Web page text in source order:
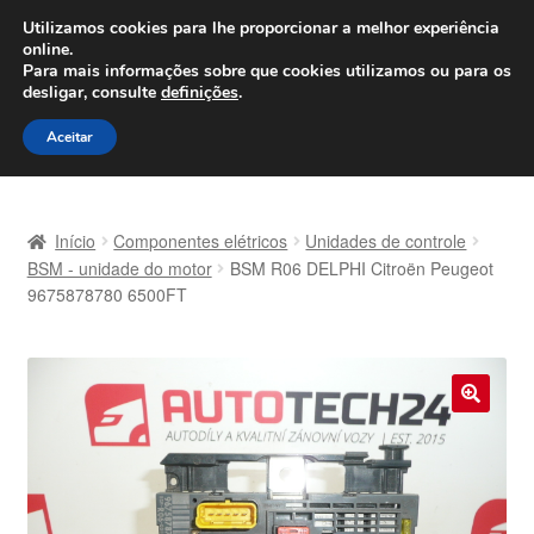
ENVIO a partir de 7 EUR
Seg-Sex, das 9h às 16h800 500 967
Ir
para
a
Saltar
para
o
Carrinho
Contato
Envio para todo o planeta
Minha conta
Início Componentes elétricos
Unidades de controle
BSM - unidade do motor
BSM R06 DELPHI Citroën Peugeot
9675878780 6500FT
Utilizamos cookies para lhe proporcionar a melhor experiência
online.
Para mais informações sobre que cookies utilizamos ou para os
desligar, consulte definições.
Aceitar